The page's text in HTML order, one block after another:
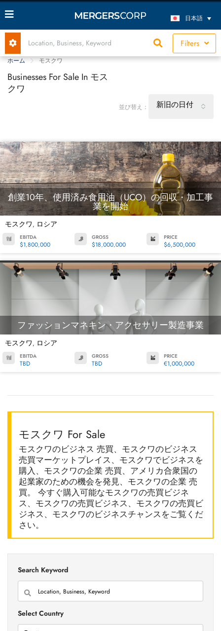
日本語
Filters
ホーム モスクワ
Businesses For Sale In モス
クワ
並び替え： 新旧の日付
創業10年、使用済み食用油（UCO）の回収・加工事
業を開始
モスクワ, ロシア
EBITDA
$1,800,000
GROSS
$18,000,000
PRICE
$6,500,000
ファッションマネキン・アクセサリー製造事業
モスクワ, ロシア
EBITDA
TBD
GROSS
TBD
PRICE
€1,000,000
モスクワ For Sale
モスクワのビジネス 売買、モスクワのビジネス
売買マーケットプレイス、モスクワでビジネスを
購入、モスクワの企業 売買、アメリカ合衆国の
起業家のための機会を発見、モスクワの企業 売
買。 今すぐ購入可能なモスクワの売買ビジネ
ス、モスクワの売買ビジネス、モスクワの売買ビ
ジネス、モスクワのビジネスチャンスをご覧くだ
さい。
Search Keyword
Select Country